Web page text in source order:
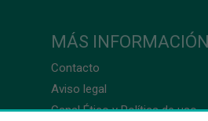
MÁS INFORMACIÓN
Contacto
Aviso legal
Canal Ético y Política de uso